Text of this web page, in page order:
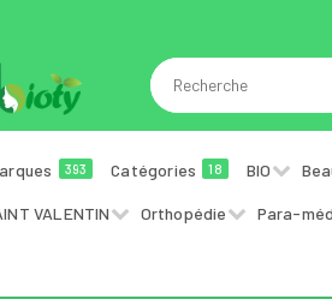
393 Catégories 18 BIO
VALENTIN Orthopédie Para-